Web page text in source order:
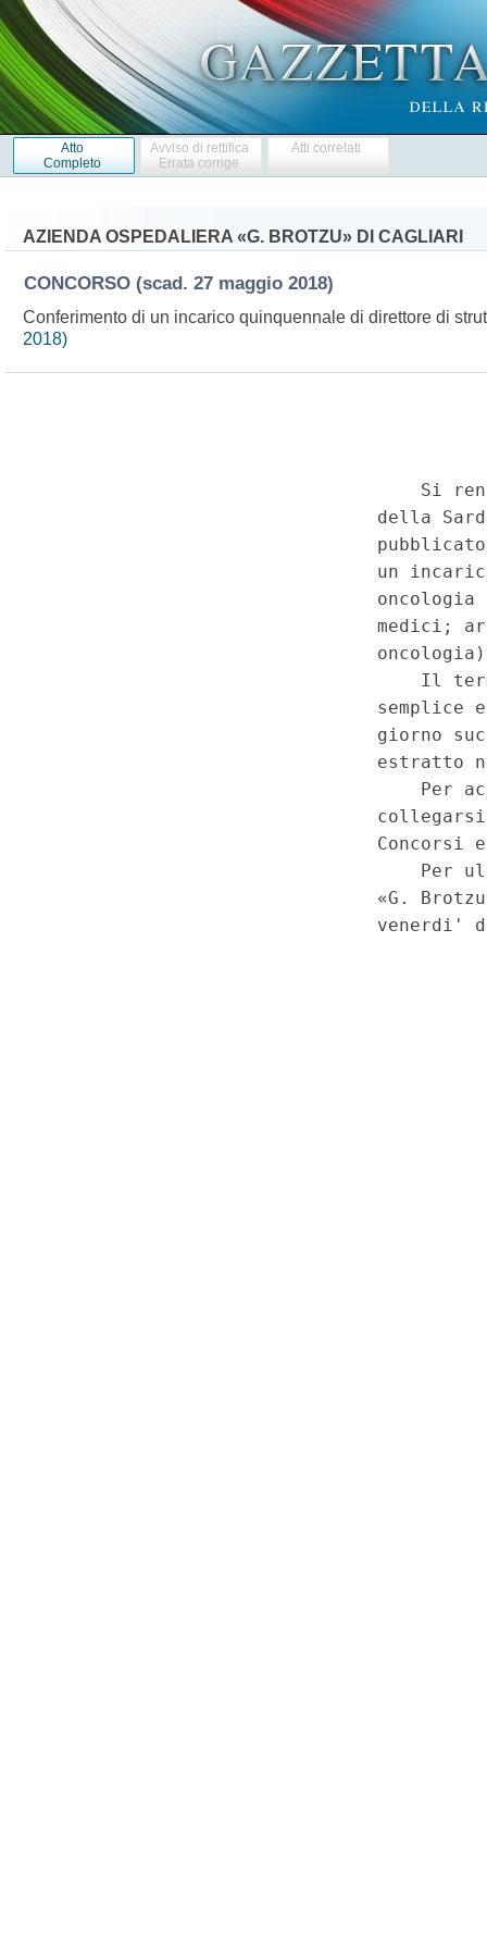
Atto
Completo
Avviso di rettifica
Errata corrige
Atti correlati
AZIENDA OSPEDALIERA «G. BROTZU» DI CAGLIARI
CONCORSO (scad. 27 maggio 2018)
Conferimento di un incarico quinquennale di direttore di
2018)